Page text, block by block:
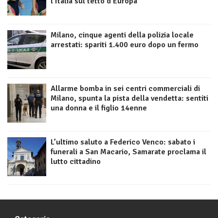
Milano, cinque agenti della polizia locale
arrestati: spariti 1.400 euro dopo un fermo
Allarme bomba in sei centri commerciali di
Milano, spunta la pista della vendetta: sentiti
una donna e il figlio 14enne
L’ultimo saluto a Federico Venco: sabato i
funerali a San Macario, Samarate proclama il
lutto cittadino